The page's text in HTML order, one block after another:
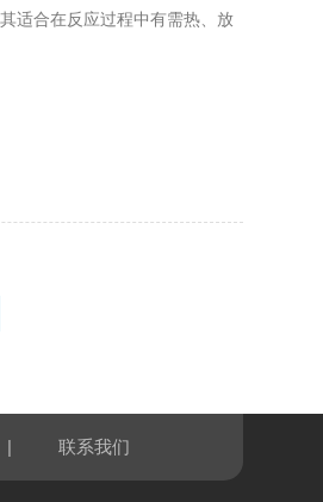
适合在反应过程中有需热、放
| 联系我们